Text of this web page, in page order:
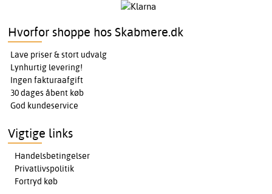
Hvorfor shoppe hos Skabmere.dk
Lave priser & stort udvalg
Lynhurtig levering!
Ingen fakturaafgift
30 dages åbent køb
God kundeservice
Vigtige links
Handelsbetingelser
Privatlivspolitik
Fortryd køb